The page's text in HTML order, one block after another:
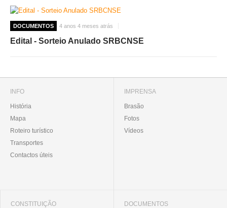
DOCUMENTOS 4 anos 4 meses atrás
Edital - Sorteio Anulado SRBCNSE
INFO
História
Mapa
Roteiro turístico
Transportes
Contactos úteis
IMPRENSA
Brasão
Fotos
Vídeos
CONSTITUIÇÃO DOCUMENTOS